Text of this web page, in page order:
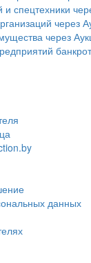
спецтехники
через
через
данных